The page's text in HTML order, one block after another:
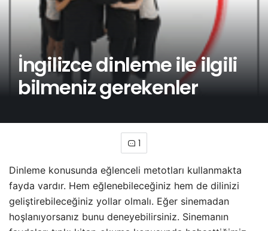
İngilizce dinleme ile ilgili
bilmeniz gerekenler
1
Dinleme konusunda eğlenceli metotları kullanmakta
fayda vardır. Hem eğlenebileceğiniz hem de dilinizi
geliştirebileceğiniz yollar olmalı. Eğer sinemadan
hoşlanıyorsa­nız bunu deneyebilirsiniz. Sinemanın